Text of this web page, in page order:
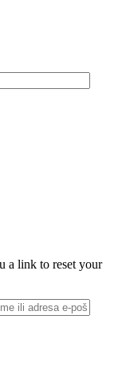
a link to reset your